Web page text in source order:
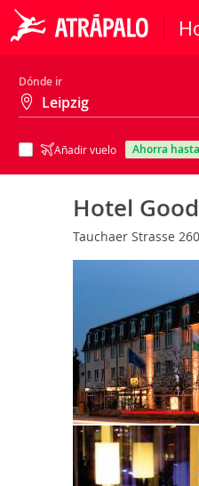
Dónde ir
Añadir vuelo ahorra
Hotel
Tauchaer Strasse